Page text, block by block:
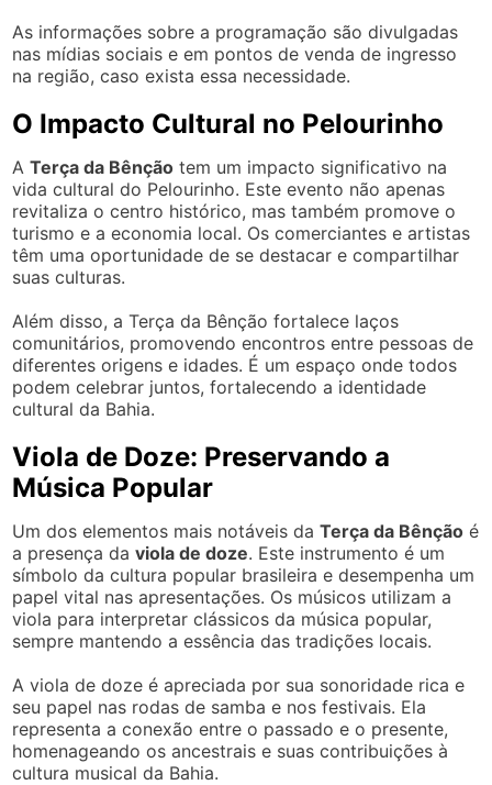
As informações sobre a programação são divulgadas
nas mídias sociais e em pontos de venda de ingresso
na região, caso exista essa necessidade.
O Impacto Cultural no Pelourinho
ATerça da Bênção tem um impacto significativo na
vida cultural do Pelourinho. Este evento não apenas
revitaliza o centro histórico, mas também promove o
turismo e a economia local. Os comerciantes e artistas
têm uma oportunidade de se destacar e compartilhar
suas culturas.
Além disso, a Terça da Bênção fortalece laços
comunitários, promovendo encontros entre pessoas de
diferentes origens e idades. É um espaço onde todos
podem celebrar juntos, fortalecendo a identidade
cultural da Bahia.
Viola de Doze: Preservando a
Música Popular
Um dos elementos mais notáveis daTerça da Bênção é
a presença daviola de doze. Este instrumento é um
símbolo da cultura popular brasileira e desempenha um
papel vital nas apresentações. Os músicos utilizam a
viola para interpretar clássicos da música popular,
sempre mantendo a essência das tradições locais.
A viola de doze é apreciada por sua sonoridade rica e
seu papel nas rodas de samba e nos festivais. Ela
representa a conexão entre o passado e o presente,
homenageando os ancestrais e suas contribuições à
cultura musical da Bahia.